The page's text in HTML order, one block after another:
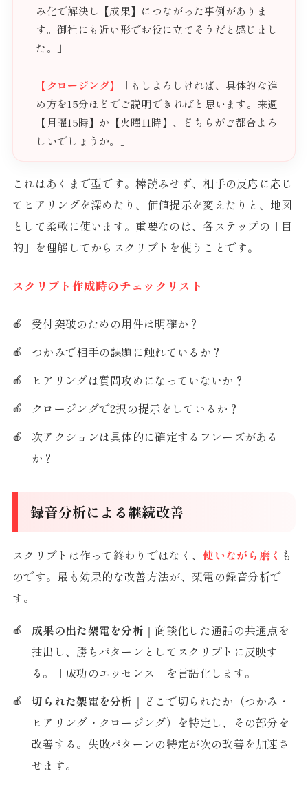
み化で解決し【成果】につながった事例がありま
す。御社にも近い形でお役に立てそうだと感じまし
た。」
【クロージング】
「もしよろしければ、具体的な進
め方を15分ほどでご説明できればと思います。来週
【月曜15時】か【火曜11時】、どちらがご都合よろ
しいでしょうか。」
これはあくまで型です。棒読みせず、相手の反応に応じ
てヒアリングを深めたり、価値提示を変えたりと、地図
として柔軟に使います。重要なのは、各ステップの「目
的」を理解してからスクリプトを使うことです。
スクリプト作成時のチェックリスト
受付突破のための用件は明確か？
つかみで相手の課題に触れているか？
ヒアリングは質問攻めになっていないか？
クロージングで2択の提示をしているか？
次アクションは具体的に確定するフレーズがある
か？
録音分析による継続改善
スクリプトは作って終わりではなく、使いながら磨く も
のです。最も効果的な改善方法が、架電の録音分析で
す。
成果の出た架電を分析 ｜商談化した通話の共通点を
抽出し、勝ちパターンとしてスクリプトに反映す
る。「成功のエッセンス」を言語化します。
切られた架電を分析 ｜どこで切られたか（つかみ・
ヒアリング・クロージング）を特定し、その部分を
改善する。失敗パターンの特定が次の改善を加速さ
せます。